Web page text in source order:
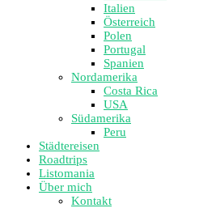
Italien
Österreich
Polen
Portugal
Spanien
Nordamerika
Costa Rica
USA
Südamerika
Peru
Städtereisen
Roadtrips
Listomania
Über mich
Kontakt